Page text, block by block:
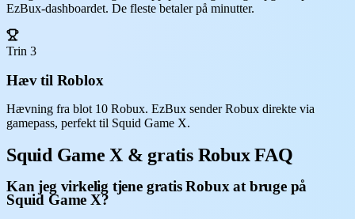
EzBux-dashboardet. De fleste betaler på minutter.
Trin 3
Hæv til Roblox
Hævning fra blot 10 Robux. EzBux sender Robux direkte via
gamepass, perfekt til Squid Game X.
Squid Game X & gratis Robux FAQ
Kan jeg virkelig tjene gratis Robux at bruge på
Squid Game X?